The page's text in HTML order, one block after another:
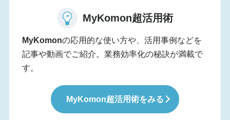
MyKomon超活用術
MyKomonの応用的な使い方や、活用事例などを
記事や動画でご紹介。業務効率化の秘訣が満載で
す。
MyKomon超活用術をみる